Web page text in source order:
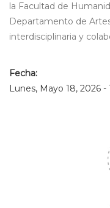
la Facultad de
Departamento de
interdisciplinaria y
Fecha:
Lunes, Mayo 18, 2026 -